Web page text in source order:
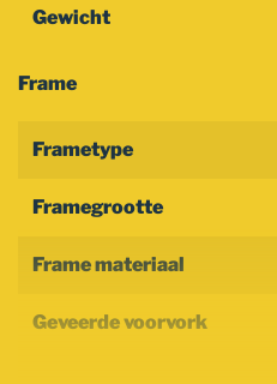
Gewicht
Frame
Frametype
Framegrootte
Frame materiaal
Geveerde voorvork